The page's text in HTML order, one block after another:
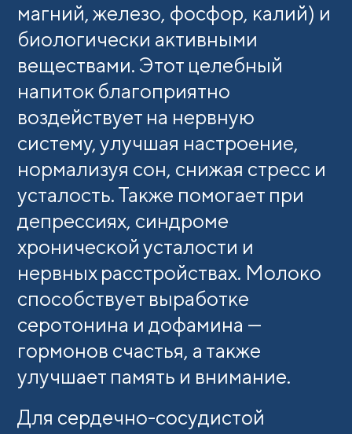
магний, железо, фосфор, калий) и
биологически активными
веществами. Этот целебный
напиток благоприятно
воздействует на нервную
систему, улучшая настроение,
нормализуя сон, снижая стресс и
усталость. Также помогает при
депрессиях, синдроме
хронической усталости и
нервных расстройствах. Молоко
способствует выработке
серотонина и дофамина —
гормонов счастья, а также
улучшает память и внимание.
Для сердечно-сосудистой